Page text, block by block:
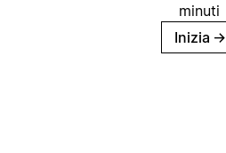
minuti
Inizia →